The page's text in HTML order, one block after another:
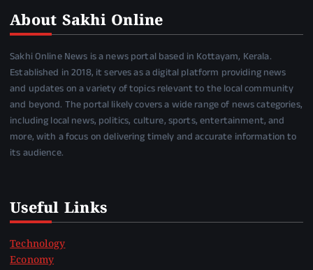
About Sakhi Online
Sakhi Online News is a news portal based in Kottayam, Kerala.
Established in 2018, it serves as a digital platform providing news
and updates on a variety of topics relevant to the local community
and beyond. The portal likely covers a wide range of news categories,
including local news, politics, culture, sports, entertainment, and
more, with a focus on delivering timely and accurate information to
its audience.
Useful Links
Technology
Economy